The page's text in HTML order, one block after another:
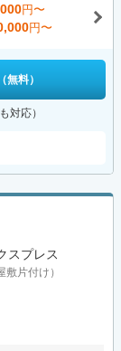
円〜
円〜
（無料）
対応）
スプレス
敷片付け）